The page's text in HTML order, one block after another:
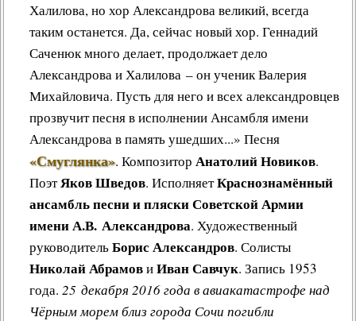
Халилова, но хор Александрова великий, всегда
таким останется. Да, сейчас новый хор. Геннадий
Саченюк много делает, продолжает дело
Александрова и Халилова – он ученик Валерия
Михайловича. Пусть для него и всех александровцев
прозвучит песня в исполнении Ансамбля имени
Александрова в память ушедших...» Песня
«Смуглянка». Композитор Анатолий Новиков.
ПоэтЯков Шведов. ИсполняетКраснознамённый
ансамбль песни и пляски Советской Армии
имени А.В. Александрова. Художественный
руководительБорис Александров. Солисты
Николай АбрамовиИван Савчук. Запись 1953
года. 25 декабря 2016 года в авиакатастрофе над
Чёрным морем близ города Сочи погибли